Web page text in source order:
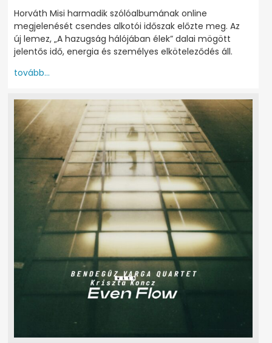
Horváth Misi harmadik szólóalbumának online
megjelenését csendes alkotói időszak előzte meg. Az
új lemez, „A hazugság hálójában élek” dalai mögött
jelentős idő, energia és személyes elköteleződés áll.
tovább...